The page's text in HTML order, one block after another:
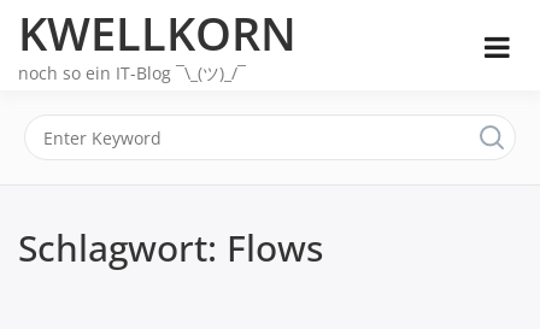
content
KWELLKORN
noch so ein IT-Blog ¯\_(ツ)_/¯
Schlagwort: Flows